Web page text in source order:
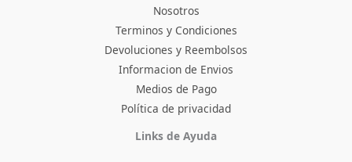
Nosotros
Terminos y Condiciones
Devoluciones y Reembolsos
Informacion de Envios
Medios de Pago
Política de privacidad
Links de Ayuda
Facebook
Instagram
TikTokPinterest